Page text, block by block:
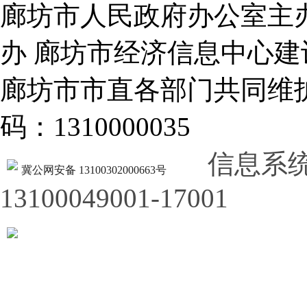
廊坊市人民政府办公室
办 廊坊市经济信息中心建
廊坊市市直各部门共同
码：1310000035
冀公网安备 13100302000663号
信息系
13100049001-17001